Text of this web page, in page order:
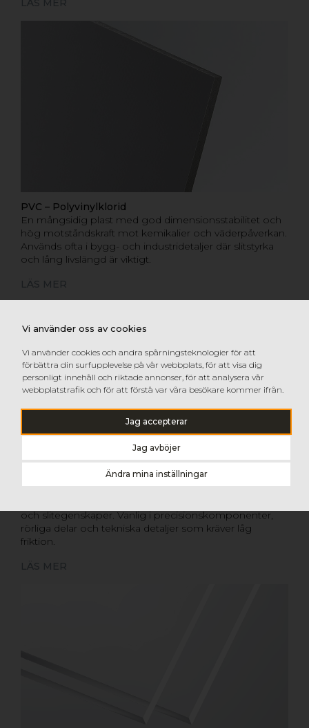
Vi använder oss av cookies
Vi använder cookies och andra spårningsteknologier för att
förbättra din surfupplevelse på vår webbplats, för att visa dig
personligt innehåll och riktade annonser, för att analysera vår
webbplatstrafik och för att förstå var våra besökare kommer ifrån.
Jag accepterar
Jag avböjer
Ändra mina inställningar
LÄS MER
PVC – Polyvinylklorid
En mångsidig plast med god dimensionsstabilitet och
hög motståndskraft mot kemikalier och väderpåverkan.
Används ofta i bygg- och industridetaljer där slitstyrka
och lång livslängd är viktigt.
LÄS MER
POM – Polyoximetylen (Acetal)
och slit­egenskaper. Vanlig i precisionskomponenter,
rörliga delar och tekniska detaljer som kräver låg
friktion.
LÄS MER